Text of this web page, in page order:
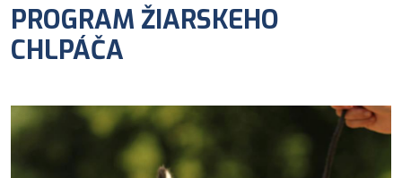
PROGRAM ŽIARSKEHO
CHLPÁČA